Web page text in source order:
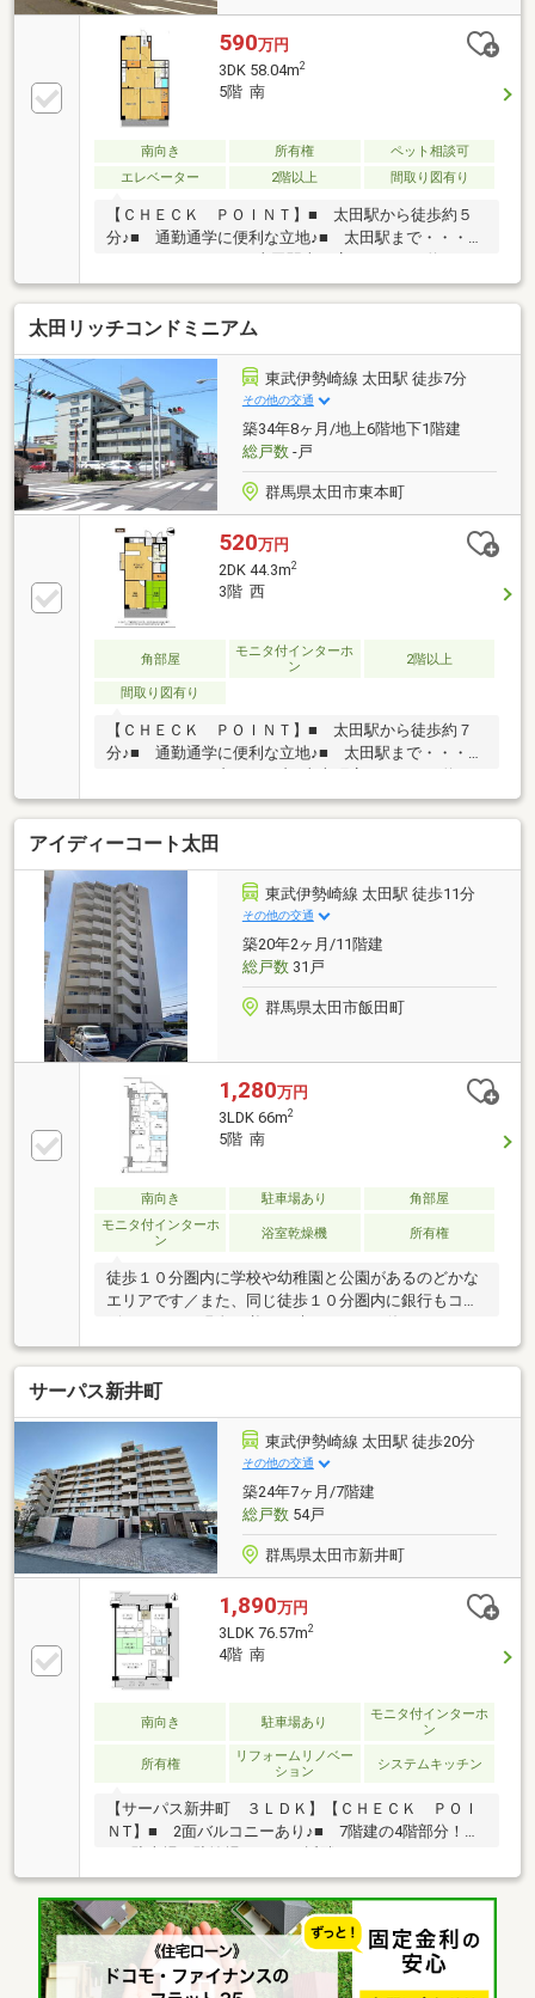
590万円
3DK 58.04m2
5階 南
南向き 所有権
ペット相談可
エレベーター
2階以上 間取り図有り
【ＣＨＥＣＫ ＰＯＩＮＴ】■ 太田駅から徒歩約５
分♪■ 通勤通学に便利な立地♪■ 太田駅まで・・・約
０ｍ■ クスリのアオキ新島店・・・約４００ｍ■ Ｓ
ＵＢＡＲＵ本工場まで・・・約３５０ｍ【ＧＲＡＮＤ
ＡＭ】■ 太田市を中心に不動産業創業２６年■ 宅建
士がお取り引きを安心サポート ■ ＳＥＬＥＣＴＩ
ＶＯ ｄｅ ＯＨＲＡ オフィシャルスポンサー
太田リッチコンドミニアム
東武伊勢崎線 太田駅 徒歩7分
その他の交通
築34年8ヶ月/地上6階地下1階建
総戸数-戸
群馬県太田市東本町
520万円
2DK 44.3m2
3階 西
角部屋
モニタ付インターホ
ン
2階以上
間取り図有り
【ＣＨＥＣＫ ＰＯＩＮＴ】■ 太田駅から徒歩約７
分♪■ 通勤通学に便利な立地♪■ 太田駅まで・・・約
００ｍ■ とりせん太田八幡町店・・・約９５０ｍ■
ＳＵＢＡＲＵ本工場まで・・・約５５０ｍ【ＧＲＡＮ
ＤＡＭ】■ 太田市を中心に不動産業創業２５年■ 宅
建士がお取り引きを安心サポート ■ ＳＥＬＥＣＴ
ＩＶＯ ｄｅ ＯＨＲＡ オフィシャルスポンサー
アイディーコート太田
東武伊勢崎線 太田駅 徒歩11分
その他の交通
築20年2ヶ月/11階建
総戸数31戸
群馬県太田市飯田町
1,280万円
3LDK 66m2
5階 南
南向き 駐車場あり
角部屋
モニタ付インターホ
ン
浴室乾燥機 所有権
徒歩１０分圏内に学校や幼稚園と公園があるのどかな
エリアです／また、同じ徒歩１０分圏内に銀行もコン
な立地の物件です／陽光に面する南向／自然光の差し
込み加減で部屋の表情が変わる３面採光のとれる住戸
なので、自然光が貴重に感じる季節も快適に過ごせま
す／不在時の通販受け取りで重宝する宅配ＢＯＸ付／
配膳も片付けもスムーズなカウンターキッチン仕様は
食事の準備も片付けも楽です／夕食の支度をしながら
翌日の献立も調理できるコンロ３口以上有の物件／お
探しの方には嬉しいペット相談可／家族が帰宅を焦が
れる３ＬＤＫ／実際の空間をご自身で体感ください
サーパス新井町
東武伊勢崎線 太田駅 徒歩20分
その他の交通
築24年7ヶ月/7階建
総戸数54戸
群馬県太田市新井町
1,890万円
3LDK 76.57m2
4階 南
南向き 駐車場あり
モニタ付インターホ
ン
所有権
リフォームリノベー
ション
システムキッチン
【サーパス新井町 ３ＬＤＫ】【ＣＨＥＣＫ ＰＯＩ
ＮT】■ 2面バルコニーあり♪■ 7階建の4階部分！！
ビニがあり生活に便利な立地♪【ＧＲＡＮＤＡＭ】■
太田市を中心に不動産業創業２６年■ ＦＭぐんまオ
フィシャルスポンサー■ ＳＥＬＥＣＴＩＶＯ ｄ
ｅ ＯＨＲＡ オフィシャルスポンサー■ 宅建士が
お取り引きを安心サポート